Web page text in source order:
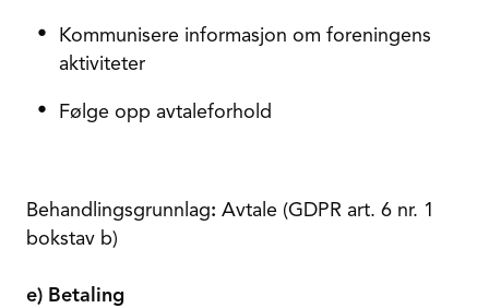
Kommunisere informasjon om foreningens
aktiviteter
Følge opp avtaleforhold
Behandlingsgrunnlag: Avtale (GDPR art. 6 nr. 1
bokstav b)
e) Betaling